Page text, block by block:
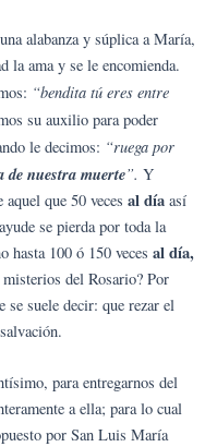
alabanza y súplica a María,
la ama y se le encomienda.
“bendita tú eres entre
su auxilio para poder
le decimos: “ruega por
de nuestra muerte”. Y
que 50 veces al día así
se pierda por toda la
hasta 100 ó 150 veces al día,
del Rosario? Por
se suele decir: que rezar el
para entregarnos del
a ella; para lo cual
por San Luis María